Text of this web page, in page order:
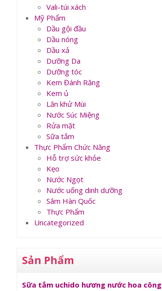
Vali-túi xách
Mỹ Phẩm
Dầu gội đầu
Dầu nóng
Dầu xả
Dưỡng Da
Dưỡng tóc
Kem Đánh Răng
Kem ủ
Lăn khử Mùi
Nước Súc Miệng
Rửa mặt
Sữa tắm
Thực Phẩm Chức Năng
Hỗ trợ sức khỏe
Kẹo
Nước Ngọt
Nước uống dinh dưỡng
Sâm Hàn Quốc
Thực Phẩm
Uncategorized
Sản Phẩm
Sữa tắm uchido hương nước hoa công